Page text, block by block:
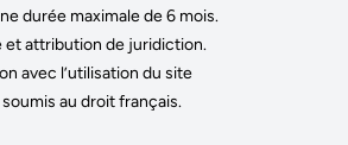
durée maximale de 6 mois.
et attribution de juridiction.
avec l’utilisation du site
au droit français.